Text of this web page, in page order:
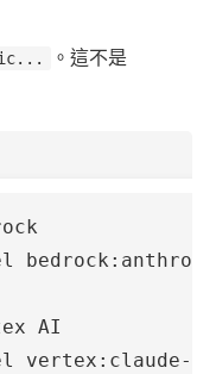
。這不是
AI